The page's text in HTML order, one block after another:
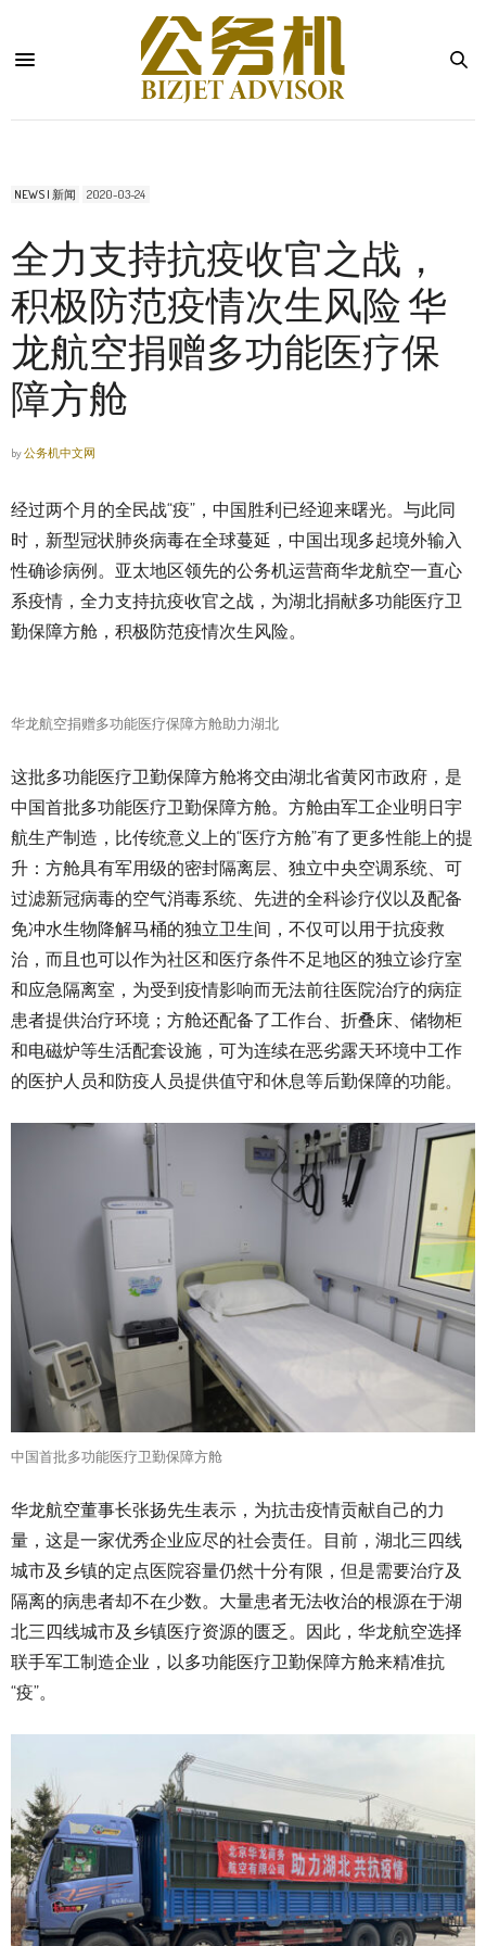
NEWS | 新闻 2020-03-24
全力支持抗疫收官之战，
积极防范疫情次生风险 华
龙航空捐赠多功能医疗保
障方舱
by公务机中文网
经过两个月的全民战“疫”，中国胜利已经迎来曙光。与此同
时，新型冠状肺炎病毒在全球蔓延，中国出现多起境外输入
性确诊病例。亚太地区领先的公务机运营商华龙航空一直心
系疫情，全力支持抗疫收官之战，为湖北捐献多功能医疗卫
勤保障方舱，积极防范疫情次生风险。
华龙航空捐赠多功能医疗保障方舱助力湖北
这批多功能医疗卫勤保障方舱将交由湖北省黄冈市政府，是
中国首批多功能医疗卫勤保障方舱。方舱由军工企业明日宇
航生产制造，比传统意义上的“医疗方舱”有了更多性能上的提
升：方舱具有军用级的密封隔离层、独立中央空调系统、可
过滤新冠病毒的空气消毒系统、先进的全科诊疗仪以及配备
免冲水生物降解马桶的独立卫生间，不仅可以用于抗疫救
治，而且也可以作为社区和医疗条件不足地区的独立诊疗室
和应急隔离室，为受到疫情影响而无法前往医院治疗的病症
患者提供治疗环境；方舱还配备了工作台、折叠床、储物柜
和电磁炉等生活配套设施，可为连续在恶劣露天环境中工作
的医护人员和防疫人员提供值守和休息等后勤保障的功能。
中国首批多功能医疗卫勤保障方舱
华龙航空董事长张扬先生表示，为抗击疫情贡献自己的力
量，这是一家优秀企业应尽的社会责任。目前，湖北三四线
城市及乡镇的定点医院容量仍然十分有限，但是需要治疗及
隔离的病患者却不在少数。大量患者无法收治的根源在于湖
北三四线城市及乡镇医疗资源的匮乏。因此，华龙航空选择
联手军工制造企业，以多功能医疗卫勤保障方舱来精准抗
“疫”。